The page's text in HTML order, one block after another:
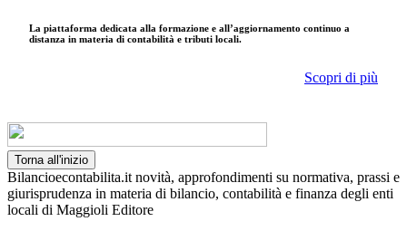
La piattaforma dedicata alla formazione e all’aggiornamento continuo a
distanza in materia di contabilità e tributi locali.
Scopri di più
Torna all'inizio
Bilancioecontabilita.it novità, approfondimenti su normativa, prassi e
giurisprudenza in materia di bilancio, contabilità e finanza degli enti
locali di Maggioli Editore